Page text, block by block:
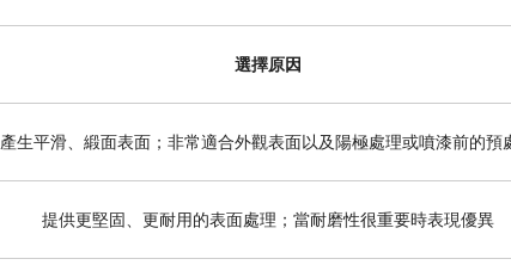
選擇原因
產生平滑、緞面表面；非常適合外觀表面以及陽極處理或噴漆前的預
提供更堅固、更耐用的表面處理；當耐磨性很重要時表現優異